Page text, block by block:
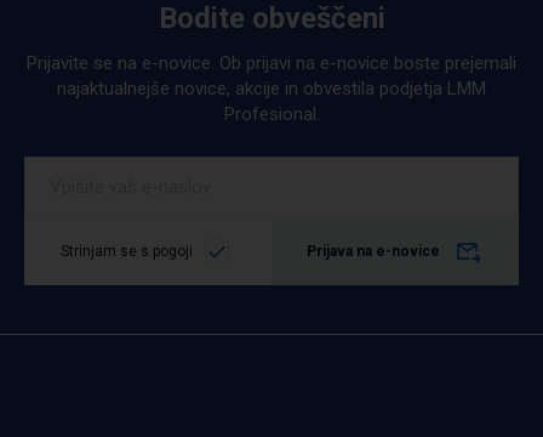
Bodite obveščeni
Prijavite se na e-novice. Ob prijavi na e-novice boste prejemali
najaktualnejše novice, akcije in obvestila podjetja LMM
Profesional.
Strinjam se s pogoji Prijava na e-novice